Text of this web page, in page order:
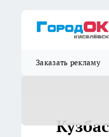
Заказать рекламу